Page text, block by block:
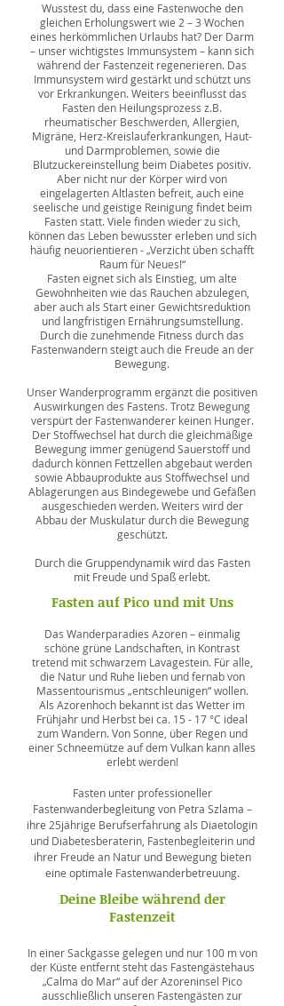
Wusstest du, dass eine Fastenwoche den
gleichen Erholungswert wie 2 – 3 Wochen
eines herkömmlichen Urlaubs hat? Der Darm
– unser wichtigstes Immunsystem – kann sich
während der Fastenzeit regenerieren. Das
Immunsystem wird gestärkt und schützt uns
vor Erkrankungen. Weiters beeinflusst das
Fasten den Heilungsprozess z.B.
rheumatischer Beschwerden, Allergien,
Migräne, Herz-Kreislauferkrankungen, Haut-
und Darmproblemen, sowie die
Blutzuckereinstellung beim Diabetes positiv.
Aber nicht nur der Körper wird von
eingelagerten Altlasten befreit, auch eine
seelische und geistige Reinigung findet beim
Fasten statt. Viele finden wieder zu sich,
können das Leben bewusster erleben und sich
häufig neuorientieren - „Verzicht üben schafft
Raum für Neues!“
Fasten eignet sich als Einstieg, um alte
Gewohnheiten wie das Rauchen abzulegen,
aber auch als Start einer Gewichtsreduktion
und langfristigen Ernährungsumstellung.
Durch die zunehmende Fitness durch das
Fastenwandern steigt auch die Freude an der
Bewegung.
Unser Wanderprogramm ergänzt die positiven
Auswirkungen des Fastens. Trotz Bewegung
verspürt der Fastenwanderer keinen Hunger.
Der Stoffwechsel hat durch die gleichmäßige
Bewegung immer genügend Sauerstoff und
dadurch können Fettzellen abgebaut werden
sowie Abbauprodukte aus Stoffwechsel und
Ablagerungen aus Bindegewebe und Gefäßen
ausgeschieden werden. Weiters wird der
Abbau der Muskulatur durch die Bewegung
geschützt.
Durch die Gruppendynamik wird das Fasten
mit Freude und Spaß erlebt.
Fasten auf Pico und mit Uns
Das Wanderparadies Azoren – einmalig
schöne grüne Landschaften, in Kontrast
tretend mit schwarzem Lavagestein. Für alle,
die Natur und Ruhe lieben und fernab von
Massentourismus „entschleunigen“ wollen.
Als Azorenhoch bekannt ist das Wetter im
Frühjahr und Herbst bei ca. 15 - 17 °C ideal
zum Wandern. Von Sonne, über Regen und
einer Schneemütze auf dem Vulkan kann alles
erlebt werden!
Fasten unter professioneller
Fastenwanderbegleitung von Petra Szlama –
ihre 25jährige Berufserfahrung als Diaetologin
und Diabetesberaterin, Fastenbegleiterin und
ihrer Freude an Natur und Bewegung bieten
eine optimale Fastenwanderbetreuung.
Deine Bleibe während der
Fastenzeit
In einer Sackgasse gelegen und nur 100 m von
der Küste entfernt steht das Fastengästehaus
„Calma do Mar“ auf der Azoreninsel Pico
ausschließlich unseren Fastengästen zur